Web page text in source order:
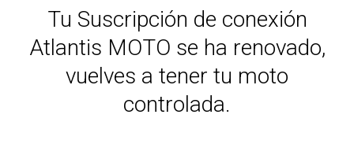
Tu Suscripción de conexión
Atlantis MOTO se ha renovado,
vuelves a tener tu moto
controlada.